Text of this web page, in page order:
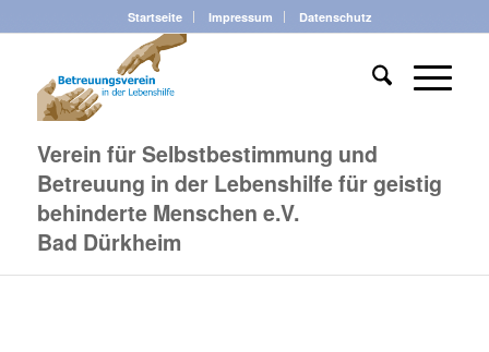
Startseite Impressum Datenschutz
Verein für Selbstbestimmung und
Betreuung in der Lebenshilfe für geistig
behinderte Menschen e.V.
Bad Dürkheim